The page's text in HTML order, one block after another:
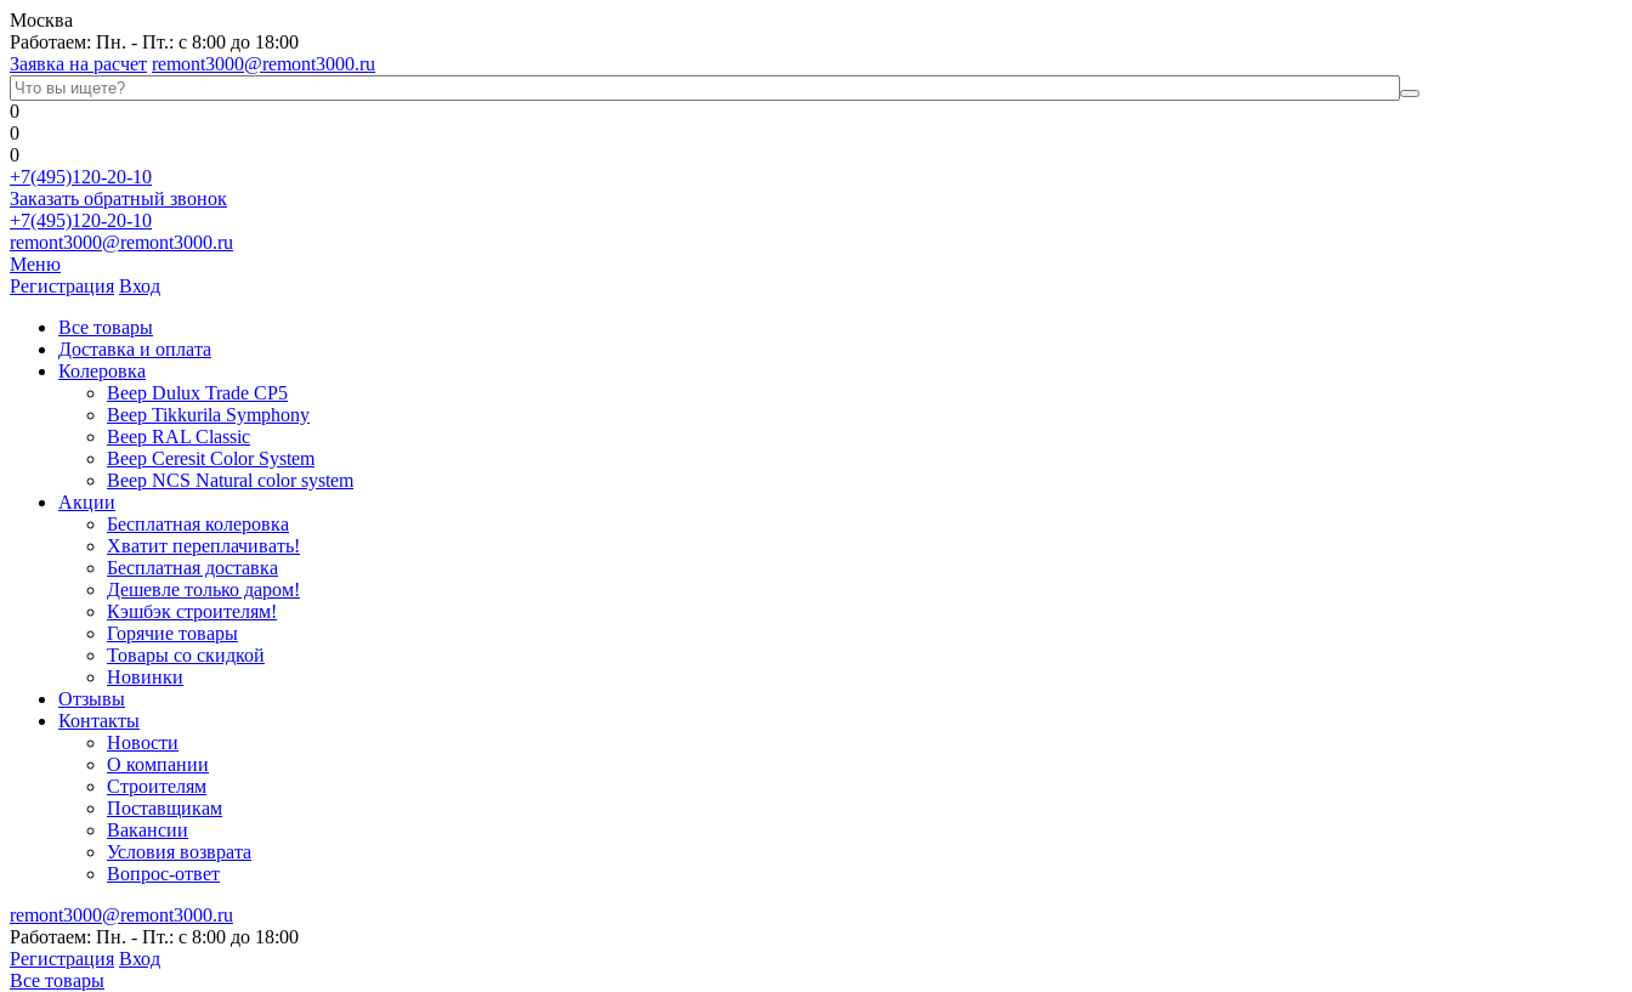
Москва
Работаем: Пн. - Пт.: с 8:00 до 18:00
Заявка на расчет remont3000@remont3000.ru
0
0
0
+7(495)120-20-10
Заказать обратный звонок
+7(495)120-20-10
remont3000@remont3000.ru
Меню
Регистрация Вход
Все товары
Доставка и оплата
Колеровка
Веер Dulux Trade CP5
Веер Tikkurila Symphony
Веер RAL Classic
Веер Ceresit Color System
Веер NCS Natural color system
Акции
Бесплатная колеровка
Хватит переплачивать!
Бесплатная доставка
Дешевле только даром!
Кэшбэк строителям!
Горячие товары
Товары со скидкой
Новинки
Отзывы
Контакты
Новости
О компании
Строителям
Поставщикам
Вакансии
Условия возврата
Вопрос-ответ
remont3000@remont3000.ru
Работаем: Пн. - Пт.: с 8:00 до 18:00
Регистрация Вход
Все товары